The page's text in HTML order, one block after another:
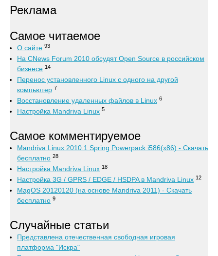
Реклама
Самое читаемое
О сайте 93
На CNews Forum 2010 обсудят Open Source в российском
бизнесе 14
Перенос установленного Linux с одного на другой
компьютер 7
Восстановление удаленных файлов в Linux 6
Настройка Mandriva Linux 5
Самое комментируемое
Mandriva Linux 2010.1 Spring Powerpack i586(x86) - Скачать
бесплатно 28
Настройка Mandriva Linux 18
Настройка 3G / GPRS / EDGE / HSDPA в Mandriva Linux 12
MagOS 20120120 (на основе Mandriva 2011) - Скачать
бесплатно 9
Случайные статьи
Представлена отечественная свободная игровая
платформа "Искра"